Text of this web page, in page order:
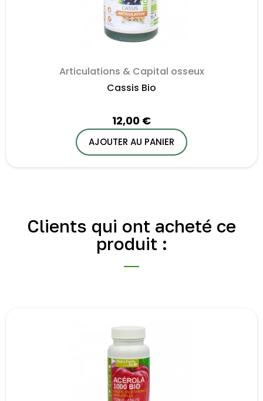
Articulations & Capital osseux
Cassis Bio
12,00 €
AJOUTER AU PANIER
Clients qui ont acheté ce
produit :